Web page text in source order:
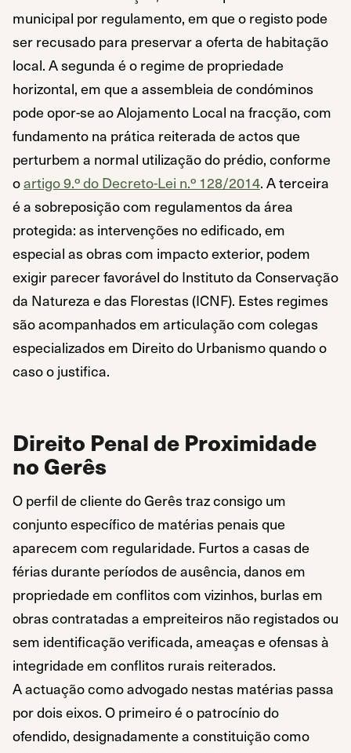
municipal por regulamento, em que o registo pode
ser recusado para preservar a oferta de habitação
local. A segunda é o regime de propriedade
horizontal, em que a assembleia de condóminos
pode opor-se ao Alojamento Local na fracção, com
fundamento na prática reiterada de actos que
perturbem a normal utilização do prédio, conforme
oartigo 9.º do Decreto-Lei n.º 128/2014. A terceira
é a sobreposição com regulamentos da área
protegida: as intervenções no edificado, em
especial as obras com impacto exterior, podem
exigir parecer favorável do Instituto da Conservação
da Natureza e das Florestas (ICNF). Estes regimes
são acompanhados em articulação com colegas
especializados em Direito do Urbanismo quando o
caso o justifica.
Direito Penal de Proximidade
no Gerês
O perfil de cliente do Gerês traz consigo um
conjunto específico de matérias penais que
aparecem com regularidade. Furtos a casas de
férias durante períodos de ausência, danos em
propriedade em conflitos com vizinhos, burlas em
obras contratadas a empreiteiros não registados ou
sem identificação verificada, ameaças e ofensas à
integridade em conflitos rurais reiterados.
A actuação como advogado nestas matérias passa
por dois eixos. O primeiro é o patrocínio do
ofendido, designadamente a constituição como